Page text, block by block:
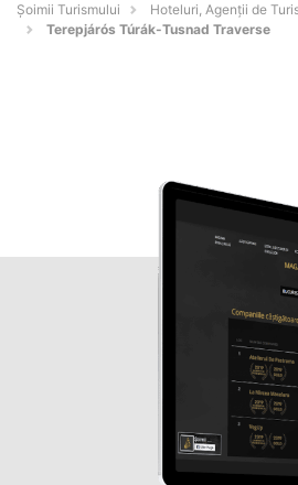
Șoimii Turismului
Hoteluri, Agenții de
Terepjárós Túrák-Tusnad Traverse